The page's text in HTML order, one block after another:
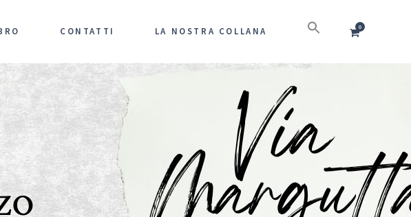
0
CONTATTI LA NOSTRA COLLANA